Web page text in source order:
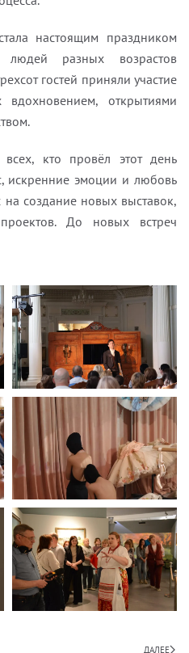
настоящим праздником
людей разных возрастов
гостей приняли участие
открытиями
кто провёл этот день
искренние эмоции и любовь
на создание новых выставок,
До новых встреч
ДАЛЕЕ